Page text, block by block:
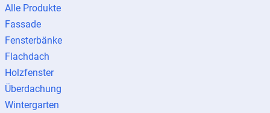
Alle Produkte
Fassade
Fensterbänke
Flachdach
Holzfenster
Überdachung
Wintergarten